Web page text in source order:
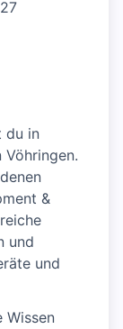
du in
Vöhringen.
&
und
und
Wissen